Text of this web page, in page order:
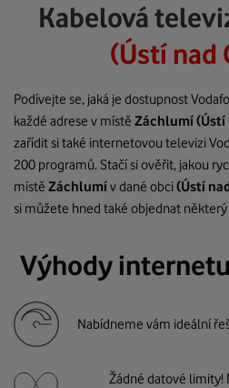
Kabelová
(Ústí nad
Podívejte se, jaká je dostupnost
každé adrese v místě Záchlumí(Ústí
zařídit si také internetovou televizi
200 programů. Stačí si ověřit, jakou
místě Záchlumív dané obci(Ústí
si můžete hned také objednat některý
Výhody
Nabídneme vám ideální
Žádné datové limity!